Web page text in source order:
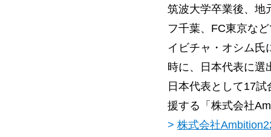
筑波大学卒業後、地
フ千葉、FC東京な
イビチャ・オシム氏
時に、日本代表に選
日本代表として17
援する「株式会社
> 株式会社